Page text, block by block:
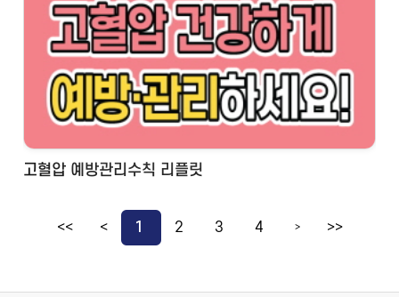
고혈압 예방관리수칙 리플릿
<< < 1 2 3 4 > >>